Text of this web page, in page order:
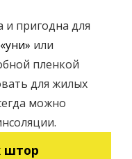
и пригодна для
«уни» или
пленкой
для жилых
можно
штор